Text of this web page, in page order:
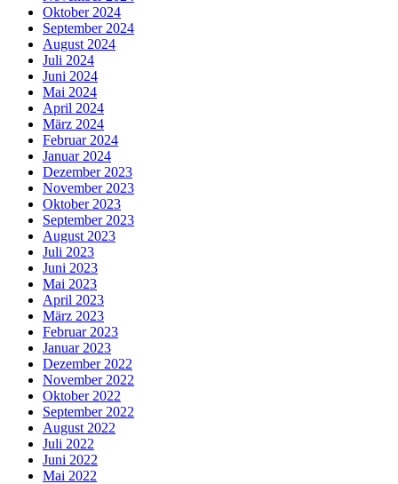
Oktober 2024
September 2024
August 2024
Juli 2024
Juni 2024
Mai 2024
April 2024
März 2024
Februar 2024
Januar 2024
Dezember 2023
November 2023
Oktober 2023
September 2023
August 2023
Juli 2023
Juni 2023
Mai 2023
April 2023
März 2023
Februar 2023
Januar 2023
Dezember 2022
November 2022
Oktober 2022
September 2022
August 2022
Juli 2022
Juni 2022
Mai 2022